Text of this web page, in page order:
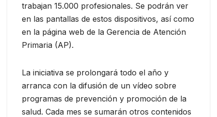
trabajan 15.000 profesionales. Se podrán ver
en las pantallas de estos dispositivos, así como
en la página web de la Gerencia de Atención
Primaria (AP).
La iniciativa se prolongará todo el año y
arranca con la difusión de un vídeo sobre
programas de prevención y promoción de la
salud. Cada mes se sumarán otros contenidos